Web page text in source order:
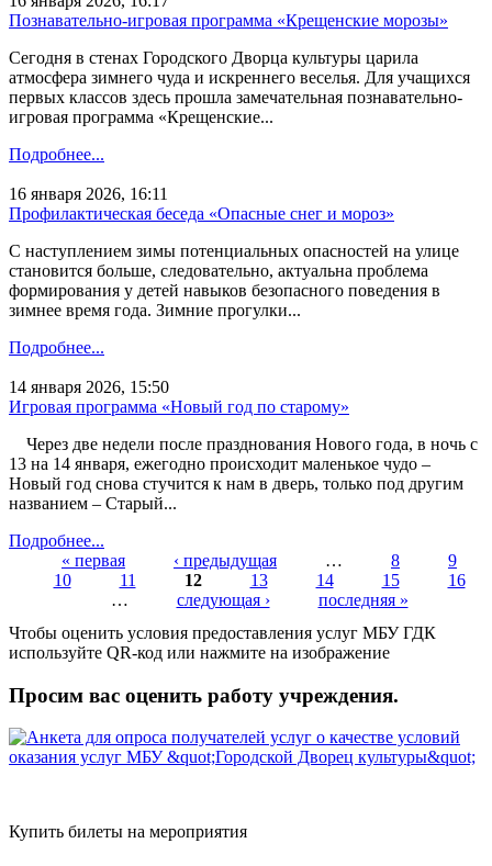
Познавательно-игровая программа «Крещенские морозы»
Сегодня в стенах Городского Дворца культуры царила
атмосфера зимнего чуда и искреннего веселья. Для учащихся
первых классов здесь прошла замечательная познавательно-
игровая программа «Крещенские...
Подробнее...
16 января 2026, 16:11
Профилактическая беседа «Опасные снег и мороз»
С наступлением зимы потенциальных опасностей на улице
становится больше, следовательно, актуальна проблема
формирования у детей навыков безопасного поведения в
зимнее время года. Зимние прогулки...
Подробнее...
14 января 2026, 15:50
Игровая программа «Новый год по старому»
Через две недели после празднования Нового года, в ночь с
13 на 14 января, ежегодно происходит маленькое чудо –
Новый год снова стучится к нам в дверь, только под другим
названием – Старый...
Подробнее...
Страницы
« первая ‹ предыдущая … 8
9
10
11 12 13 14 15
16
…
следующая ›
последняя »
Чтобы оценить условия предоставления услуг МБУ ГДК
используйте QR-код или нажмите на изображение
Просим вас оценить работу учреждения.
Купить билеты на мероприятия